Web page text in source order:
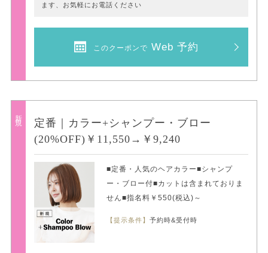
ます、お気軽にお電話ください
このクーポンで Web 予約
新規
定番｜カラー+シャンプー・ブロー
(20%OFF)￥11,550→￥9,240
■定番・人気のヘアカラー■シャンプ
ー・ブロー付■カットは含まれておりま
せん■指名料￥550(税込)～
【提示条件】予約時&受付時